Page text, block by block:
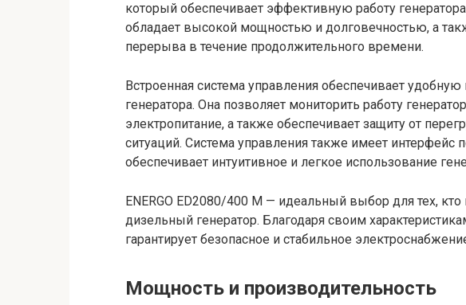
который обеспечивает эффективную работу
обладает высокой мощностью и долговечностью, а
перерыва в течение продолжительного времени.
Встроенная система управления обеспечивает
генератора. Она позволяет мониторить работу
электропитание, а также обеспечивает защиту от
ситуаций. Система управления также имеет интерфейс
обеспечивает интуитивное и легкое использование
ENERGO ED2080/400 M — идеальный выбор для тех,
дизельный генератор. Благодаря своим
гарантирует безопасное и стабильное
Мощность и производительность